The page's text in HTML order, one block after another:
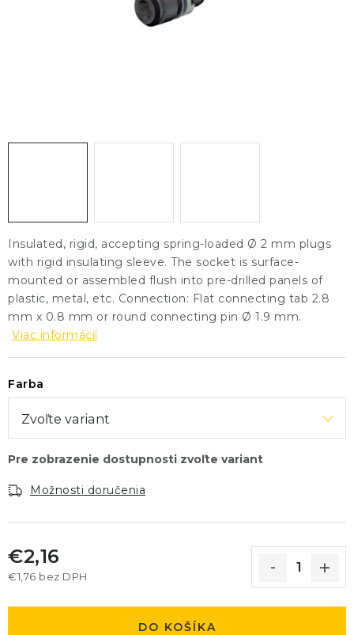
Insulated, rigid, accepting spring-loaded Ø 2 mm plugs
with rigid insulating sleeve. The socket is surface-
mounted or assembled flush into pre-drilled panels of
plastic, metal, etc. Connection: Flat connecting tab 2.8
mm x 0.8 mm or round connecting pin Ø 1.9 mm.
Viac informácií
Farba
Možnosti doručenia
€2,16
€1,76 bez DPH
DO KOŠÍKA